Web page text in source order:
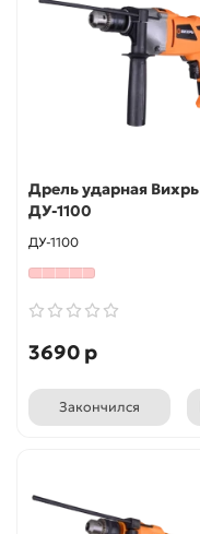
Дрель ударная Вихрь
ДУ-1100
ДУ-1100
3690 р
Закончился